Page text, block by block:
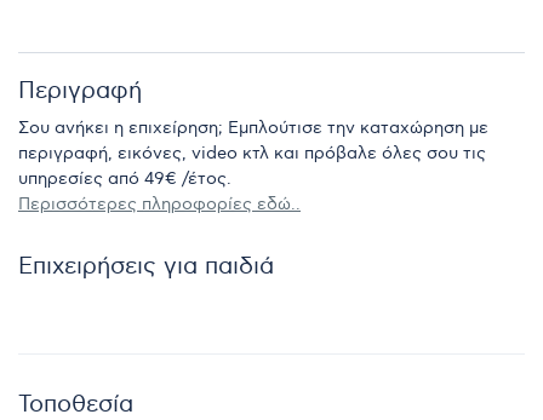
Περιγραφή
Σου ανήκει η επιχείρηση; Εμπλούτισε την καταχώρηση με
περιγραφή, εικόνες, video κτλ και πρόβαλε όλες σου τις
υπηρεσίες από 49€ /έτος.
Περισσότερες πληροφορίες εδώ..
Επιχειρήσεις για παιδιά
Τοποθεσία